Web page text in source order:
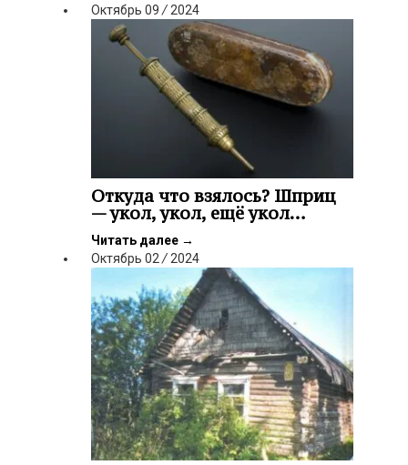
Октябрь 09 / 2024
Откуда что взялось? Шприц
— укол, укол, ещё укол…
Читать далее →
Октябрь 02 / 2024